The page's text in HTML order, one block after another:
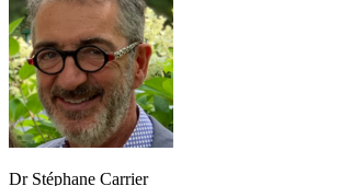
Dr Stéphane Carrier